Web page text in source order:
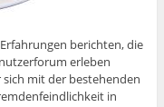
berichten, die
erleben
mit der bestehenden
in